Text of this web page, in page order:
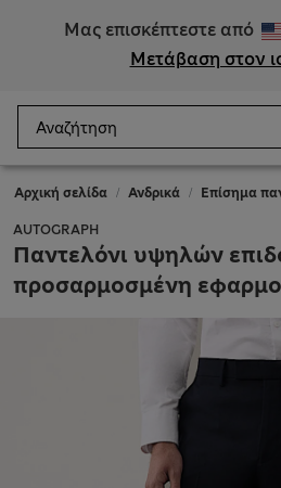
Μας επισκέπτεστε από
Μετάβαση στον
Αρχική σελίδα Ανδρικά Επίσημα
AUTOGRAPH
Παντελόνι υψηλών
προσαρμοσμένη